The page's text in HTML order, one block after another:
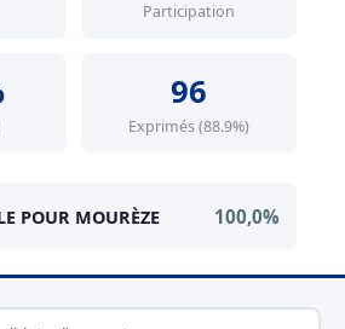
Participation
96
Exprimés (88.9%)
POUR MOURÈZE 100,0%